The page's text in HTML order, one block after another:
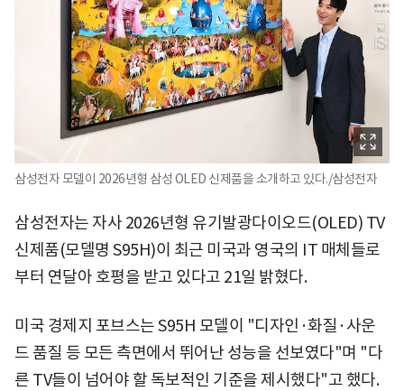
삼성전자 모델이 2026년형 삼성 OLED 신제품을 소개하고 있다./삼성전자
삼성전자는 자사 2026년형 유기발광다이오드(OLED) TV
신제품(모델명 S95H)이 최근 미국과 영국의 IT 매체들로
부터 연달아 호평을 받고 있다고 21일 밝혔다.
미국 경제지 포브스는 S95H 모델이 "디자인·화질·사운
드 품질 등 모든 측면에서 뛰어난 성능을 선보였다"며 "다
른 TV들이 넘어야 할 독보적인 기준을 제시했다"고 했다.